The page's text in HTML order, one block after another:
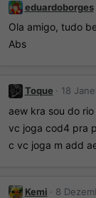
eduardoborges
Ola amigo, tudo
Abs
Toque 18
aew kra sou do
vc joga cod4 pra
c vc joga m add
Kemi 8